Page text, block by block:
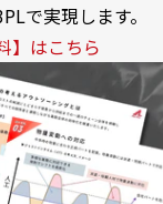
で実現します。
】はこちら